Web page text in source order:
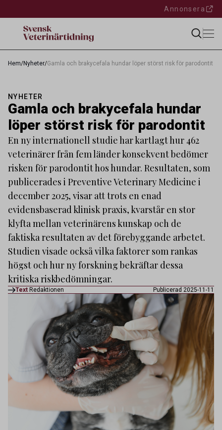
Annonsera
Hem/Nyheter/Gamla och brakycefala hundar löper störst risk för parodontit
NYHETER
Gamla och brakycefala hundar
löper störst risk för parodontit
En ny internationell studie har kartlagt hur 462
veterinärer från fem länder konsekvent bedömer
risken för parodontit hos hundar. Resultaten, som
publicerades i Preventive Veterinary Medicine i
december 2025, visar att trots en enad
evidensbaserad klinisk praxis, kvarstår en stor
klyfta mellan veterinärens kunskap och de
faktiska resultaten av det förebyggande arbetet.
Studien visade också vilka faktorer som rankas
högst och hur ny forskning bekräftar dessa
kritiska riskbedömningar.
Text Redaktionen Publicerad 2025-11-11